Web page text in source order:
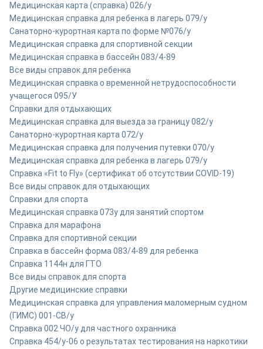
Медицинская карта (справка) 026/у
Медицинская справка для ребенка в лагерь 079/у
Санаторно-курортная карта по форме №076/у
Медицинская справка для спортивной секции
Медицинская справка в бассейн 083/4-89
Все виды справок для ребенка
Медицинская справка о временной нетрудоспособности
учащегося 095/У
Справки для отдыхающих
Медицинская справка для выезда за границу 082/у
Санаторно-курортная карта 072/у
Медицинская справка для получения путевки 070/у
Медицинская справка для ребенка в лагерь 079/у
Справка «Fit to Fly» (сертификат об отсутствии COVID-19)
Все виды справок для отдыхающих
Справки для спорта
Медицинская справка 073у для занятий спортом
Справка для марафона
Cправка для спортивной секции
Справка в бассейн форма 083/4-89 для ребенка
Справка 1144н для ГТО
Все виды справок для спорта
Другие медицинские справки
Медицинская справка для управления маломерным судном
(ГИМС) 001-СВ/у
Справка 002 ЧО/у для частного охранника
Справка 454/у-06 о результатах тестирования на наркотики